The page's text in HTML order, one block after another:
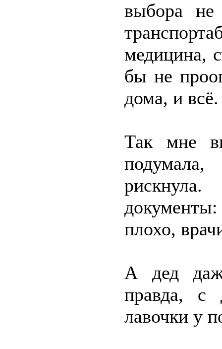
выбора
медицина,
бы не
дома, и всё.
Так мне
плохо,
А дед
правда, с
лавочки у